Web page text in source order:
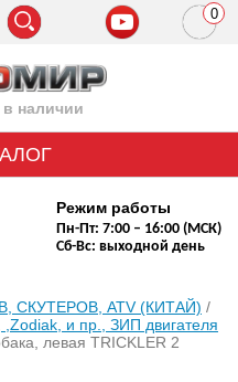
наличии
Режим работы
Пн-Пт: 7:00 – 16:00 (МСК)
Сб-Вс: выходной день
0
СКУТЕРОВ, ATV (КИТАЙ) /
и пр., ЗИП двигателя
левая TRICKLER 2